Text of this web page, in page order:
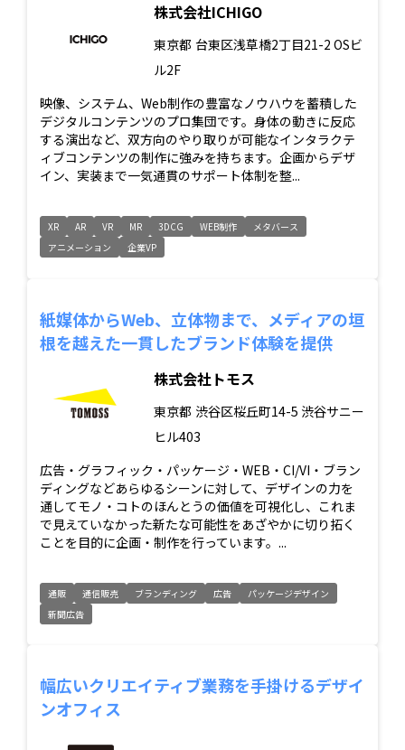
株式会社ICHIGO
東京都 台東区浅草橋2丁目21-2 OSビ
ル2F
映像、システム、Web制作の豊富なノウハウを蓄積した
デジタルコンテンツのプロ集団です。身体の動きに反応
する演出など、双方向のやり取りが可能なインタラクテ
ィブコンテンツの制作に強みを持ちます。企画からデザ
イン、実装まで一気通貫のサポート体制を整...
XR AR VR MR 3DCG WEB制作
メタバース
アニメーション
企業VP
紙媒体からWeb、立体物まで、メディアの垣
根を越えた一貫したブランド体験を提供
株式会社トモス
東京都 渋谷区桜丘町14-5 渋谷サニー
ヒル403
広告・グラフィック・パッケージ・WEB・CI/VI・ブラン
ディングなどあらゆるシーンに対して、デザインの力を
通してモノ・コトのほんとうの価値を可視化し、これま
で見えていなかった新たな可能性をあざやかに切り拓く
ことを目的に企画・制作を行っています。...
通販 通信販売 ブランディング 広告
パッケージデザイン
新聞広告
幅広いクリエイティブ業務を手掛けるデザイ
ンオフィス